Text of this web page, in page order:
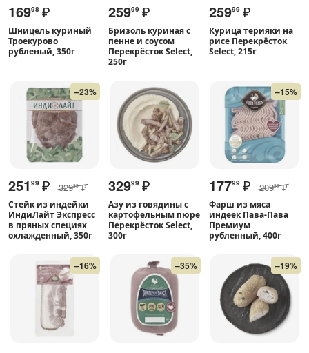
16998 ₽
Шницель куриный
Троекурово
рубленый, 350г
25999 ₽
Бризоль куриная с
пенне и соусом
Перекрёсток Select,
250г
25999 ₽
Курица терияки на
рисе Перекрёсток
Select, 215г
–23%
251 99 ₽ 32999 ₽
Стейк из индейки
ИндиЛайт Экспресс
в пряных специях
охлажденный, 350г
32999 ₽
Азу из говядины с
картофельным пюре
Перекрёсток Select,
300г
–15%
17799 ₽ 20999 ₽
Фарш из мяса
индеек Пава-Пава
Премиум
рубленный, 400г
–16% –35% –19%